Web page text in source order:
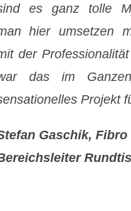
es ganz tolle
hier umsetzen
der
das im
Projekt
Gaschik, Fibro